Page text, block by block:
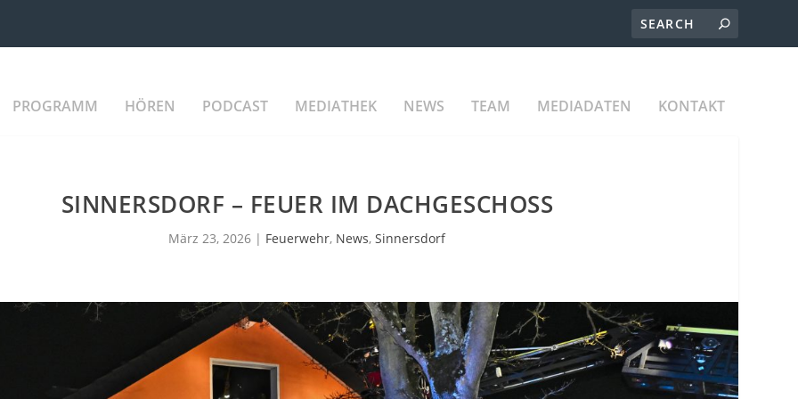
PROGRAMM HÖREN PODCAST MEDIATHEK NEWS TEAM MEDIADATEN KONTAKT
SINNERSDORF – FEUER IM DACHGESCHOSS
März 23, 2026 | Feuerwehr, News,Sinnersdorf